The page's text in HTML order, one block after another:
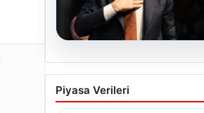
İBB Davası’nda yeni
gelişme: Tahliye kararı
Piyasa Verileri